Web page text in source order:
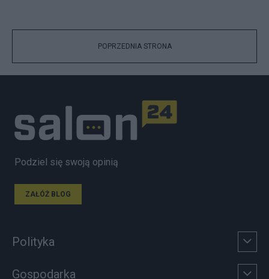
POPRZEDNIA STRONA
Podziel się swoją opinią
ZAŁÓŻ BLOG
Polityka
Gospodarka